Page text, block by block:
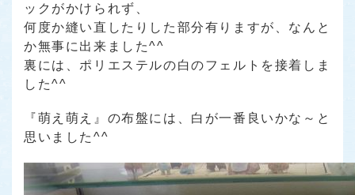
ックがかけられず、
何度か縫い直したりした部分有りますが、なんと
か無事に出来ました^^
裏には、ポリエステルの白のフェルトを接着しま
した^^
『萌え萌え』の布盤には、白が一番良いかな～と
思いました^^